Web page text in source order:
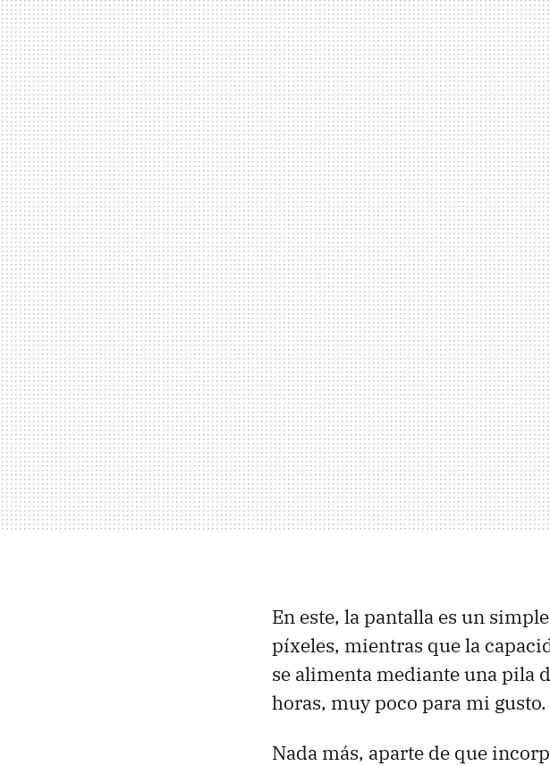
En este, la pantalla es un
píxeles, mientras que la
se alimenta mediante una pila
horas, muy poco para mi gusto.
Nada más, aparte de que